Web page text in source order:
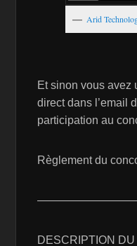
Arid
Et sinon vous avez
direct dans l’email
participation au
Règlement du
DESCRIPTION